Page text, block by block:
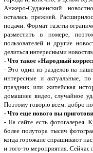
Анжеро-Судженский
осталась прежней.
подачи. Формат газеты
разместить в номере,
пользователей и другие
делиться интересными
- Что такое «Народный
- Это один из разделов на
интересные и актуальные,
праздник или житейская
домашнее видео, случайное
Поэтому говорю всем: добро
- Что еще нового вы
- На сайте есть фотогалерея.
более полутора тысяч
когда горожане спрашивают
и того-то мероприятия.